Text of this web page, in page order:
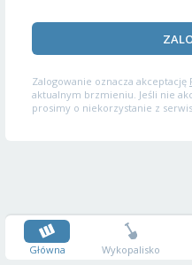
Zalogowanie oznacza akceptację
aktualnym brzmieniu. Jeśli nie
prosimy o niekorzystanie z
Główna Wykopalisko